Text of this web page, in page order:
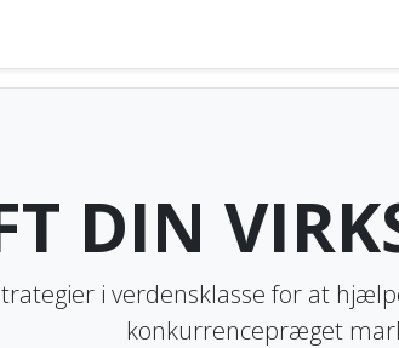
DIN
i verdensklasse for at
konkurrencepræget